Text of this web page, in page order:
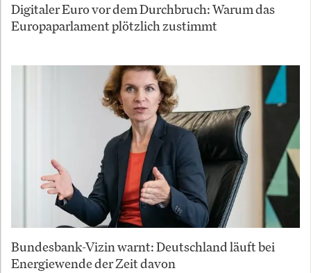
Digitaler Euro vor dem Durchbruch: Warum das
Europaparlament plötzlich zustimmt
Bundesbank-Vizin warnt: Deutschland läuft bei
Energiewende der Zeit davon